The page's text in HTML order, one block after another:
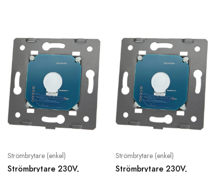
Strömbrytare (enkel)
Strömbrytare 230V,
Strömbrytare (enkel)
Strömbrytare 230V,